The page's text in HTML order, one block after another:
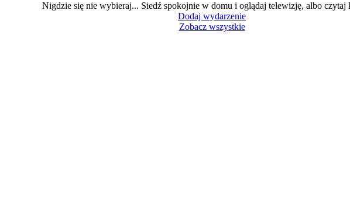
Nigdzie się nie wybieraj... Siedź spokojnie w domu i oglądaj telewizję, albo czytaj
Dodaj wydarzenie
Zobacz wszystkie